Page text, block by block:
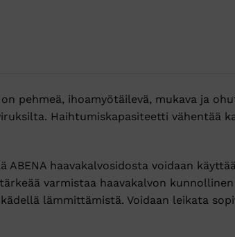
pehmeä, ihoamyötäilevä, mukava ja
Haihtumiskapasiteetti vähentää
ABENA haavakalvosidosta voidaan
varmistaa haavakalvon
lämmittämistä. Voidaan leikata